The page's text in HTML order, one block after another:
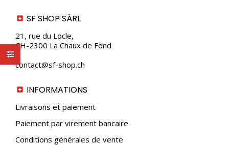
SF SHOP SÀRL
21, rue du Locle,
CH-2300 La Chaux de Fond
contact@sf-shop.ch
INFORMATIONS
Livraisons et paiement
Paiement par virement bancaire
Conditions générales de vente